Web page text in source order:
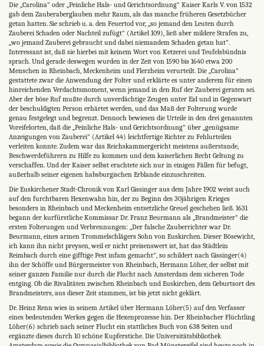
Die „Carolina" oder „Peinliche Hals- und Gerichtsordnung" Kaiser Karls V. von 1532
gab dem Zauberaberglauben mehr Raum, als das manche früheren Gesetzbücher
getan hatten. Sie schrieb u. a. den Feuertod vor, „so jemand den Leuten durch
Zauberei Schaden oder Nachteil zufügt" (Artikel 109), ließ aber mildere Strafen zu,
„wo jemand Zauberei gebraucht und dabei niemandem Schaden getan hat".
Interessant ist, daß sie hierbei mit keinem Wort von Ketzerei und Teufelsbündnis
sprach. Und gerade deswegen wurden in der Zeit von 1590 bis 1640 etwa 200
Menschen in Rheinbach, Meckenheim und Flerzheim verurteilt. Die „Carolina"
gestattete zwar die Anwendung der Folter und erklärte es unter anderem für einen
hinreichenden Verdachtsmoment, wenn jemand in den Ruf der Zauberei geraten sei.
Aber der böse Ruf mußte durch unverdächtige Zeugen unter Eid und in Gegenwart
der beschuldigten Person erhärtet werden, und das Maß der Folterung wurde
genau festgelegt und begrenzt. Dennoch bewiesen die Urteile in den drei genannten
Voreifelorten, daß die „Peinliche Hals- und Gerichtsordnung" über „genügsame
Anzeigungen von Zauberei" (Artikel 44) leichtfertige Richter zu Fehlurteilen
verleiten konnte. Zudem war das Reichskammergericht meistens außerstande,
Beschwerdeführern zu Hilfe zu kommen und dem kaiserlichen Recht Geltung zu
verschaffen. Und der Kaiser selbst erachtete sich nur in einigen Fällen für befugt,
außerhalb seiner eigenen habsburgischen Erblande einzuschreiten.
Die Euskirchener Stadt-Chronik von Karl Gissinger aus dem Jahre 1902 weist auch
auf den furchtbaren Hexenwahn hin, der zu Beginn des 30jährigen Krieges
besonders in Rheinbach und Meckenheim entsetzliche Greuel geschehen ließ. 1631
begann der kurfürstliche Kommissar Dr. Franz Beurmann als „Brandmeister" die
ersten Folterungen und Verbrennungen: „Der falsche Zauberrichter war Dr.
Beurmann, eines armen Trommelschlägers Sohn von Euskirchen. Dieser Bösewicht,
ich kann ihn nicht preysen, weil er nicht preisenswert ist, hat das Städtlein
Reimbach durch eine gifftige Pest infam gemacht", so schildert nach Gissinger(4)
ihn der Schöffe und Bürgermeister von Rheinbach, Hermann Löher, der selbst mit
seiner ganzen Familie nur durch die Flucht nach Amsterdam dem sicheren Tode
entging. Ob die Rivalitäten zwischen Rheinbach und Euskirchen, dem Geburtsort des
Brandmeisters, aus dieser Zeit stammen, ist bis jetzt nicht geklärt.
Dr. Heinz Renn wies in seinem Artikel über Hermann Löher(5) auf den Verfasser
eines bedeutenden Werkes gegen die Hexenprozesse hin. Der Rheinbacher Flüchtling
Löher(6) schrieb nach seiner Flucht ein stattliches Buch von 638 Seiten und
ergänzte dieses durch 10 schöne Kupferstiche. Die Universitätsbibliothek